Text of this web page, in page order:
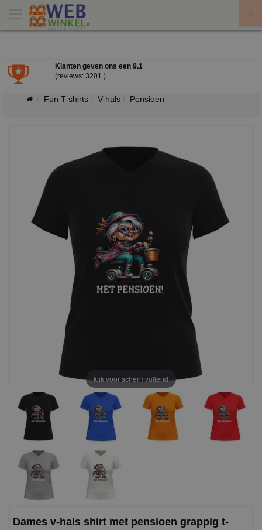
Klanten geven ons een 9.1
(reviews: 3201 )
Fun T-shirts V-hals Pensioen
klik voor schermvullend
Dames v-hals shirt met pensioen grappig t-